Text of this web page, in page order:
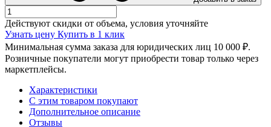
Действуют скидки от объема, условия уточняйте
Узнать цену Купить в 1 клик
Минимальная сумма заказа для юридических лиц 10 000 ₽.
Розничные покупатели могут приобрести товар только через
маркетплейсы.
Характеристики
С этим товаром покупают
Дополнительное описание
Отзывы